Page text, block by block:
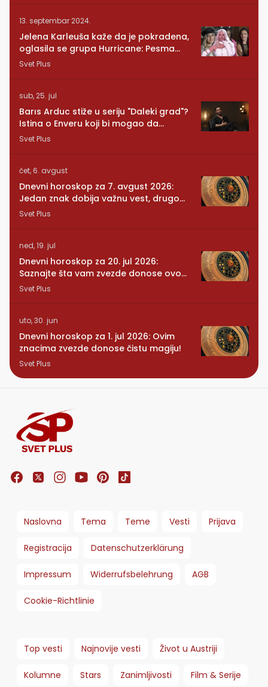
13. septembar 2024.
Jelena Karleuša kaže da je pokradena,
oglasila se grupa Hurricane: Pesma
RUNDE je naša!
Svet Plus
sub, 25. jul
Barıs Arduc stiže u seriju "Daleki grad"?
Istina o Enveru koji bi mogao da
promeni sve
Svet Plus
čet, 6. avgust
Dnevni horoskop za 7. avgust 2026:
Jedan znak dobija važnu vest, drugom
se vraća osoba iz prošlosti
Svet Plus
ned, 19. jul
Dnevni horoskop za 20. jul 2026:
Saznajte šta vam zvezde donose ovog
ponedeljka
Svet Plus
uto, 30. jun
Dnevni horoskop za 1. jul 2026: Ovim
znacima zvezde donose čistu magiju!
Svet Plus
Naslovna Tema Teme Vesti Prijava
Registracija Datenschutzerklärung
Impressum Widerrufsbelehrung AGB
Cookie-Richtlinie
Top vesti Najnovije vesti Život u Austriji
Kolumne Stars Zanimljivosti Film & Serije